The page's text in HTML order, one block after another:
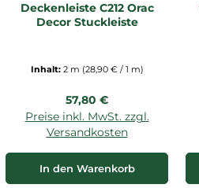
Deckenleiste C212 Orac
Decor Stuckleiste
Inhalt: 2 m (28,90 € / 1 m)
Regulärer Preis:
57,80 €
Preise inkl. MwSt. zzgl.
Versandkosten
In den Warenkorb